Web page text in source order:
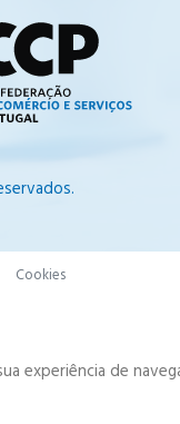
Cookies
experiência de